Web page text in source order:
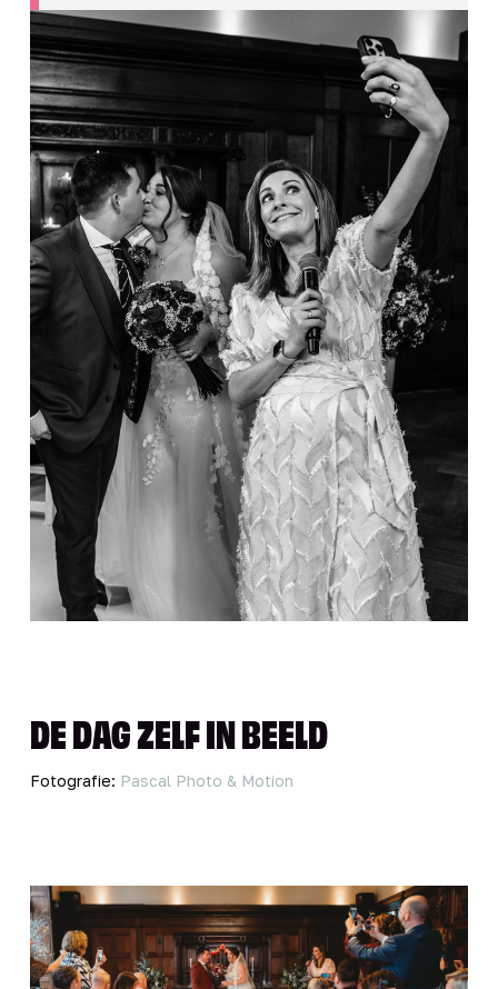
DE DAG ZELF IN BEELD
Fotografie: Pascal Photo & Motion